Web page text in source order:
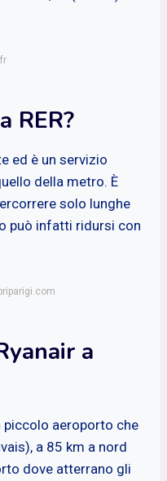
RER?
ed è un servizio
della metro. È
solo lunghe
può infatti ridursi con
a
piccolo aeroporto che
a 85 km a nord
dove atterrano gli